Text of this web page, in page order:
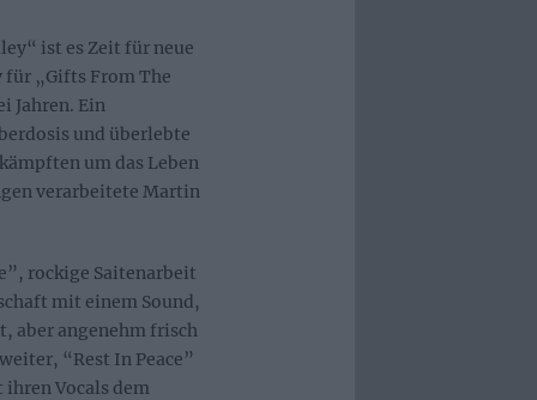
ist es Zeit für neue
für „Gifts From The
Jahren. Ein
und überlebte
um das Leben
verarbeitete Martin
rockige Saitenarbeit
mit einem Sound,
aber angenehm frisch
“Rest In Peace”
Vocals dem